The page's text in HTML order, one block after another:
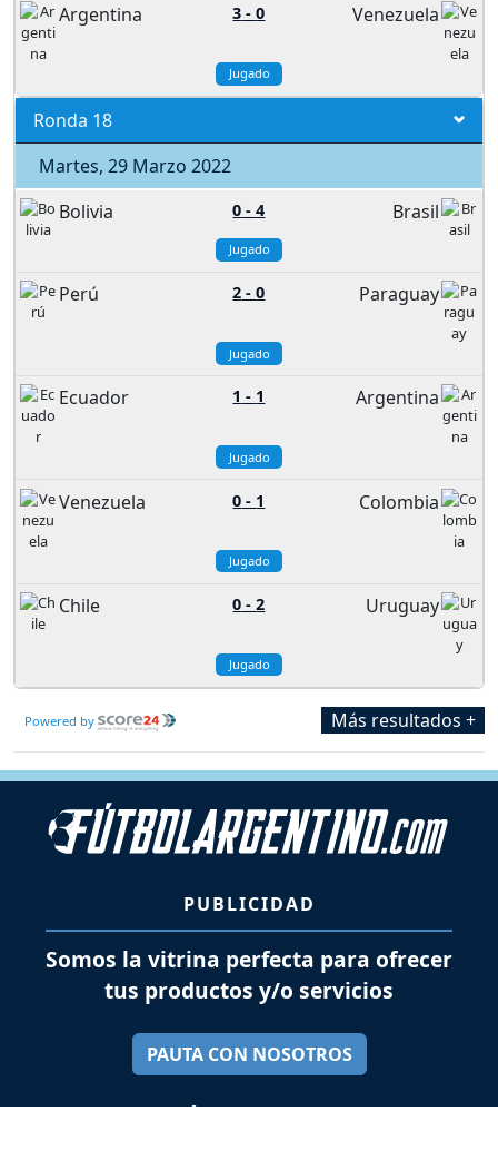
Argentina
3 -0 Venezuela
Jugado
Ronda 18
Martes, 29 Marzo 2022
Bolivia
0 -4 Brasil
Jugado
Perú 2 -0 Paraguay
Jugado
Ecuador 1 - 1 Argentina
Jugado
Venezuela 0 - 1 Colombia
Jugado
Chile 0 -2 Uruguay
Jugado
Powered by Más resultados +
PUBLICIDAD
Somos la vitrina perfecta para ofrecer
tus productos y/o servicios
PAUTA CON NOSOTROS
SÍGUENOS EN